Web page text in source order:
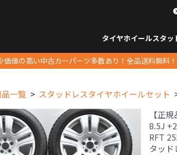
タイヤホイールスタッ
価値の高い中古カーパーツ多数あり！全品送料無料！
一覧 スタッドレスタイヤホイールセット
【正規品
8.5J
RFT
タッド